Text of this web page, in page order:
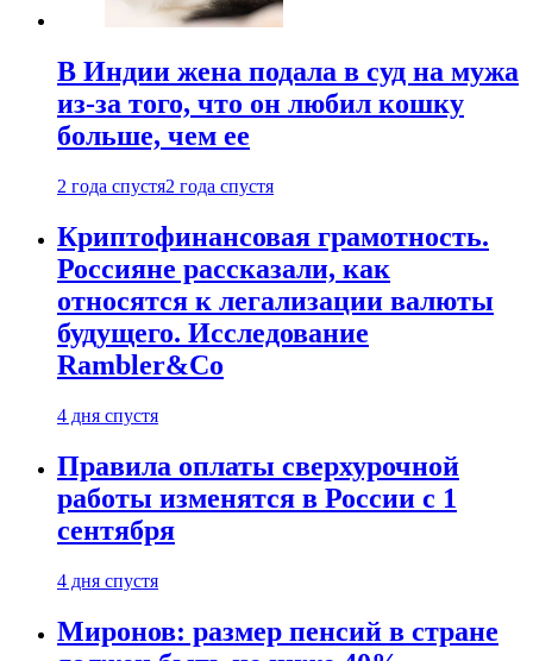
В Индии жена подала в суд на мужа
из-за того, что он любил кошку
больше, чем ее
2 года спустя2 года спустя
Криптофинансовая грамотность.
Россияне рассказали, как
относятся к легализации валюты
будущего. Исследование
Rambler&Co
4 дня спустя
Правила оплаты сверхурочной
работы изменятся в России с 1
сентября
4 дня спустя
Миронов: размер пенсий в стране